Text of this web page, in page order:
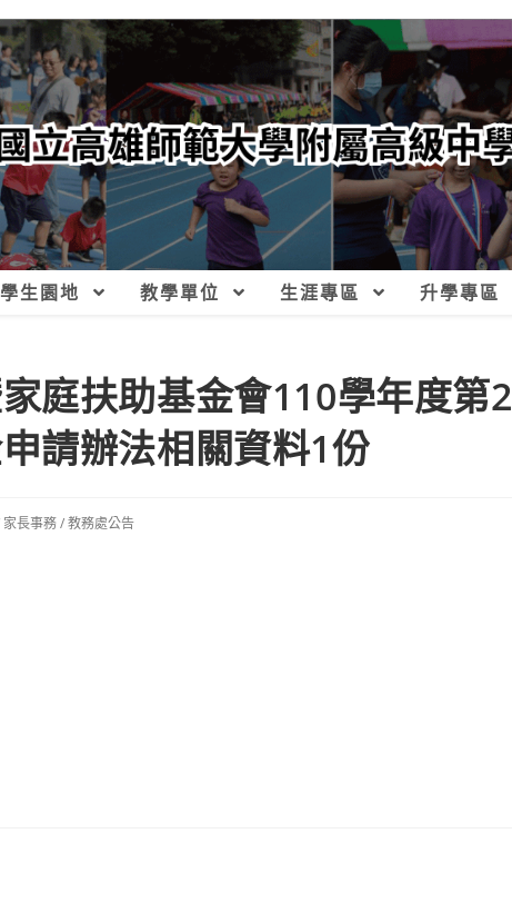
學生園地 教學單位 生涯專區 升學專區
庭扶助基金會110學年度第2
請辦法相關資料1份
家長事務/教務處公告